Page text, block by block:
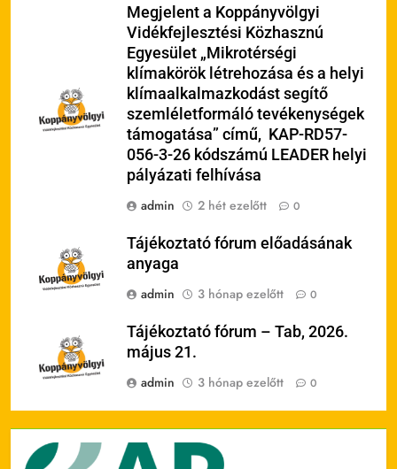
Megjelent a Koppányvölgyi
Vidékfejlesztési Közhasznú
Egyesület „Mikrotérségi
klímakörök létrehozása és a helyi
klímaalkalmazkodást segítő
szemléletformáló tevékenységek
támogatása” című, KAP-RD57-
056-3-26 kódszámú LEADER helyi
pályázati felhívása
admin
2 hét ezelőtt 0
Tájékoztató fórum előadásának
anyaga
admin
3 hónap ezelőtt 0
Tájékoztató fórum – Tab, 2026.
május 21.
admin
3 hónap ezelőtt 0